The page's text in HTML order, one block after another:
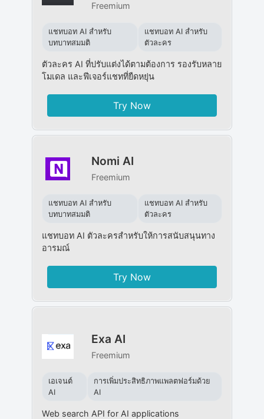
Freemium
แชทบอท AI สำหรับ
บทบาทสมมติ
แชทบอท AI สำหรับ
ตัวละคร
ตัวละคร AI ที่ปรับแต่งได้ตามต้องการ รองรับหลาย
โมเดล และฟีเจอร์แชทที่ยืดหยุ่น
Try Now
Nomi AI
Freemium
แชทบอท AI สำหรับ
บทบาทสมมติ
แชทบอท AI สำหรับ
ตัวละคร
แชทบอท AI ตัวละครสำหรับให้การสนับสนุนทาง
อารมณ์
Try Now
Exa AI
Freemium
เอเจนต์
AI
การเพิ่มประสิทธิภาพแพลตฟอร์มด้วย
AI
Web search API for AI applications